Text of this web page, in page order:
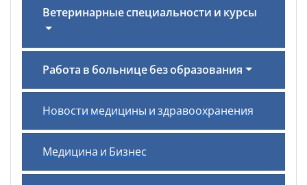
Ветеринарные специальности и курсы
Работа в больнице без образования
Новости медицины и здравоохранения
Медицина и Бизнес